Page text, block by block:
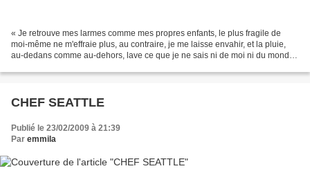
« Je retrouve mes larmes comme mes propres enfants, le plus fragile de
moi-même ne m'effraie plus, au contraire, je me laisse envahir, et la pluie,
au-dedans comme au-dehors, lave ce que je ne sais ni de moi ni du monde,
CHEF SEATTLE
Publié le 23/02/2009 à 21:39
Par emmila